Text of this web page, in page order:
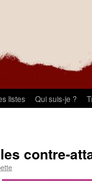
listes Qui suis-je ?
contre-